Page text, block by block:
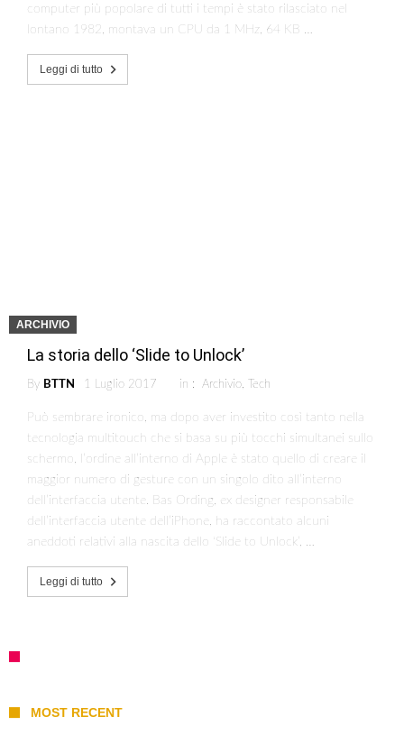
computer più popolare di tutti i tempi è stato rilasciato nel
lontano 1982, montava un CPU da 1 MHz, 64 KB …
Leggi di tutto
ARCHIVIO
La storia dello ‘Slide to Unlock’
By BTTN 1 Luglio 2017 in : Archivio, Tech
Può sembrare ironico, ma dopo aver investito così tanto nella
tecnologia multitouch che si basa su più tocchi simultanei sullo
schermo, l’ordine all’interno di Apple è stato quello di creare il
maggior numero di gesture con un singolo dito all’interno
dell’interfaccia utente. Bas Ording, ex designer responsabile
dell’interfaccia utente dell’iPhone, ha raccontato alcuni
aneddoti relativi alla nascita dello ‘Slide to Unlock’, …
Leggi di tutto
MOST RECENT